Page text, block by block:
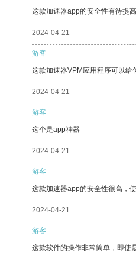
这款加速器app的安全性有待提
2024-04-21
游客
这款加速器VPM应用程序可以给
2024-04-21
游客
这个是app神器
2024-04-21
游客
这款加速器app的安全性很高，
2024-04-21
游客
这款软件的操作非常简单，即使